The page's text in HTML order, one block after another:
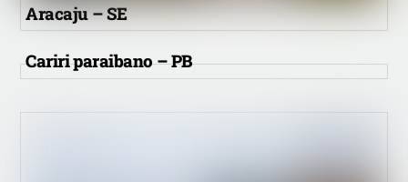
Aracaju – SE
Cariri paraibano – PB